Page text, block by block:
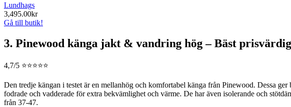
Lundhags
3,495.00kr
Gå till butik!
3. Pinewood känga jakt & vandring hög – Bäst
4,7/5 ⭐⭐⭐⭐⭐
Den tredje kängan i testet är en mellanhög och komfortabel känga från Pinewood. Dessa
fodrade och vadderade för extra bekvämlighet och värme. De har även isolerande och
från 37-47.